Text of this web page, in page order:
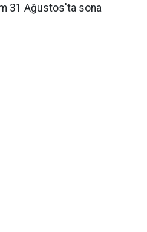
31 Ağustos'ta sona